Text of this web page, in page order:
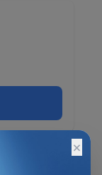
×